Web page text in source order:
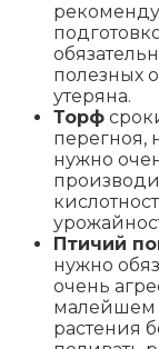
полезных
утеряна.
Торф
перегноя,
нужно
Птичий
нужно
очень
малейшем
растения